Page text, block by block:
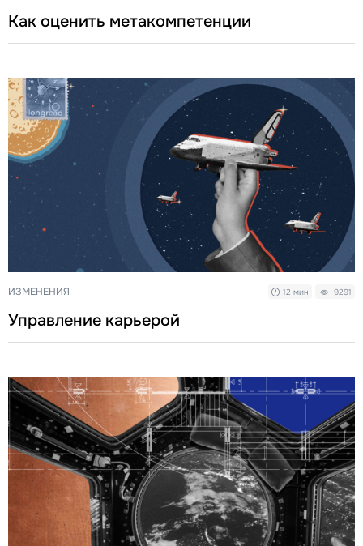
Как оценить метакомпетенции
ИЗМЕНЕНИЯ 12 мин 9291
Управление карьерой